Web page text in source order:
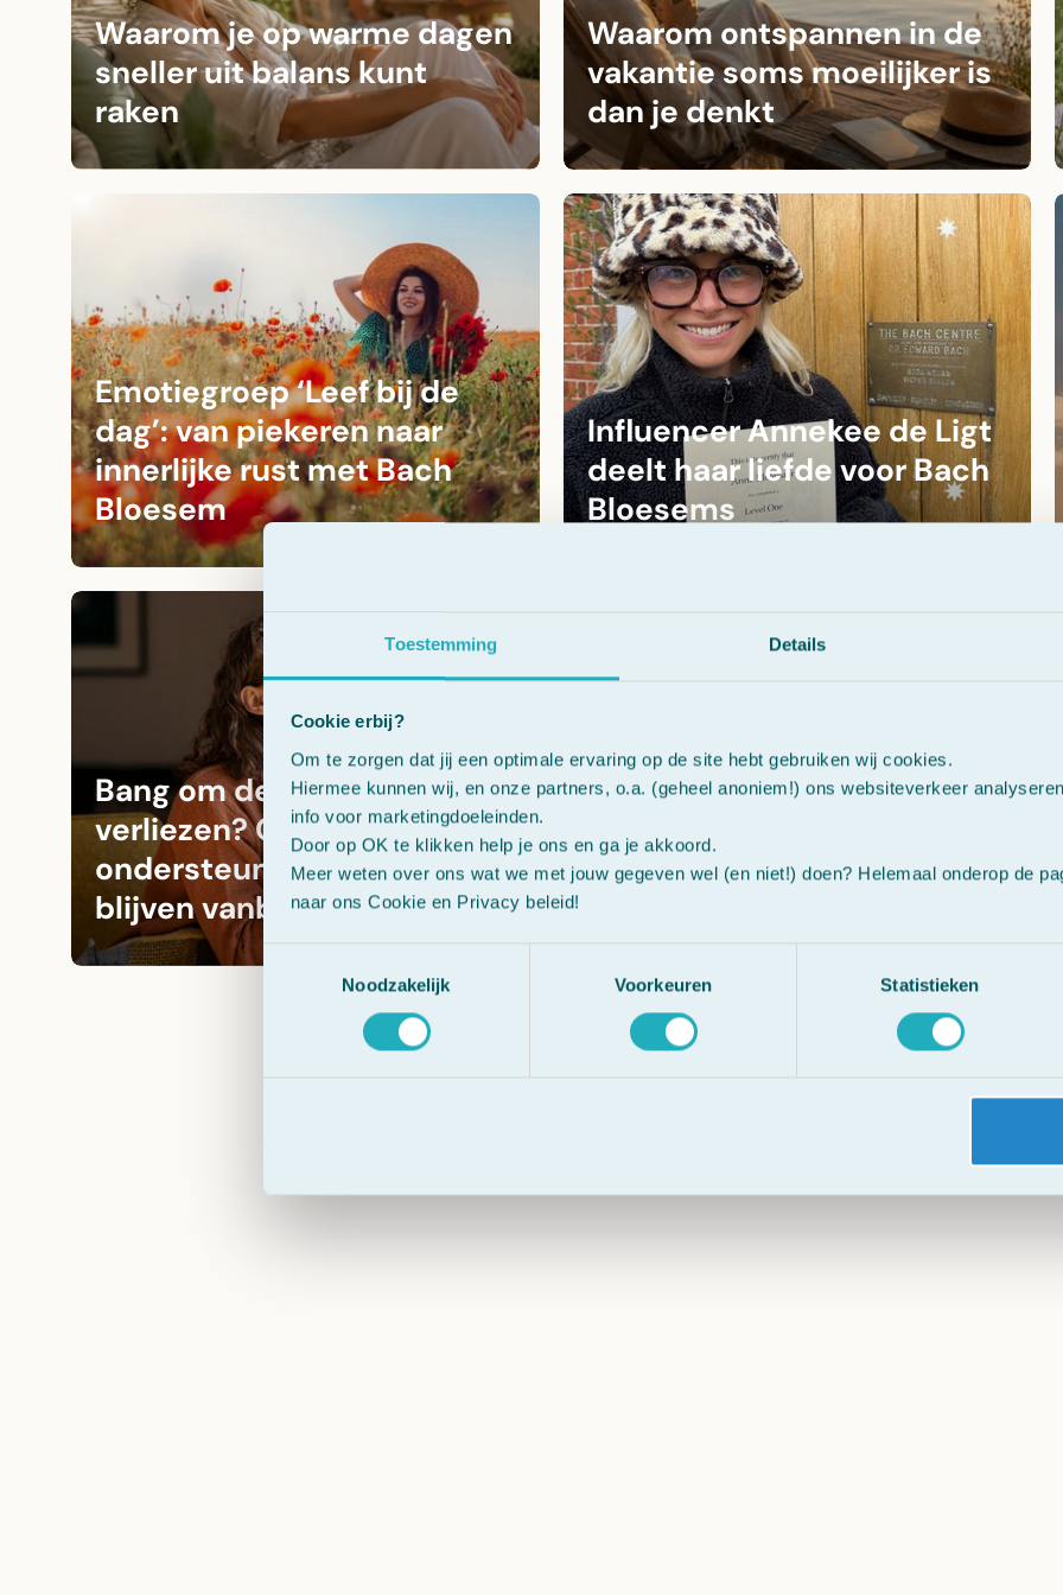
Toestemming Details
Cookie erbij?
Om te zorgen dat jij een optimale ervaring op de site hebt gebruiken wij cookies.
Hiermee kunnen wij, en onze partners, o.a. (geheel anoniem!) ons websiteverkeer
info voor marketingdoeleinden.
Door op OK te klikken help je ons en ga je akkoord.
Meer weten over ons wat we met jouw gegeven wel (en niet!) doen? Helemaal onderop de
naar ons Cookie en Privacy beleid!
Noodzakelijk
Voorkeuren Statistieken
Waarom je op warme dagen
sneller uit balans kunt
raken
Waarom ontspannen in de
vakantie soms moeilijker is
dan je denkt
Emotiegroep ‘Leef bij de
dag’: van piekeren naar
innerlijke rust met Bach
Bloesem
Influencer Annekee de Ligt
deelt haar liefde voor Bach
Bloesems
Bang om de controle te
verliezen? Cherry Plum
ondersteunt je om rustig te
blijven vanbinnen.
Blue Monday? Zo helpt
Hornbeam tegen
uitstelgedrag en